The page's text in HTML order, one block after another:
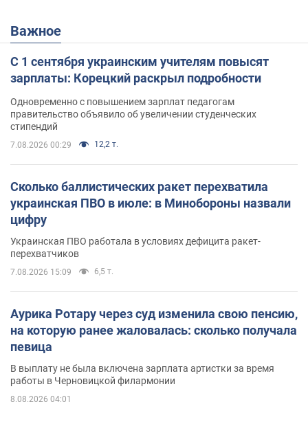
Важное
С 1 сентября украинским учителям повысят
зарплаты: Корецкий раскрыл подробности
Одновременно с повышением зарплат педагогам
правительство объявило об увеличении студенческих
стипендий
7.08.2026 00:29 12,2 т.
Сколько баллистических ракет перехватила
украинская ПВО в июле: в Минобороны назвали
цифру
Украинская ПВО работала в условиях дефицита ракет-
перехватчиков
7.08.2026 15:09 6,5 т.
Аурика Ротару через суд изменила свою пенсию,
на которую ранее жаловалась: сколько получала
певица
В выплату не была включена зарплата артистки за время
работы в Черновицкой филармонии
8.08.2026 04:01